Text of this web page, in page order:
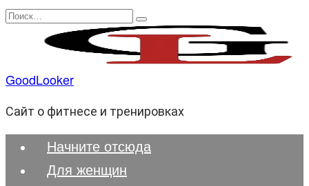
Перейти
содержанию
Search
GoodLooker
Сайт о фитнесе и тренировках
Начните отсюда
Для женщин